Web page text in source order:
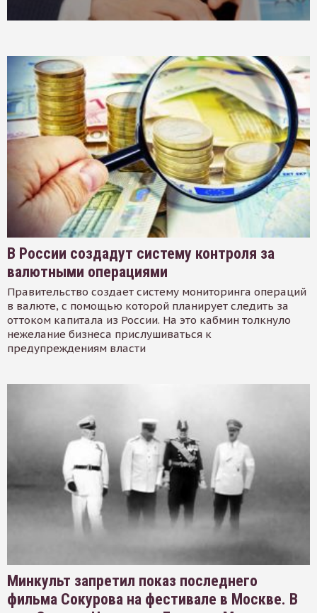
В России создадут систему контроля за
валютными операциями
Правительство создает систему мониторинга операций
в валюте, с помощью которой планирует следить за
оттоком капитала из России. На это кабмин толкнуло
нежелание бизнеса прислушиваться к
предупреждениям власти
Минкульт запретил показ последнего
фильма Сокурова на фестивале в Москве. В